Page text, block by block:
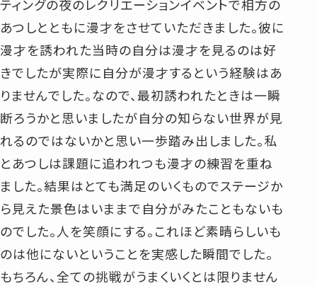
ティングの夜のレクリエーションイベントで相方の
あつしとともに漫才をさせていただきました。彼に
漫才を誘われた当時の自分は漫才を見るのは好
きでしたが実際に自分が漫才するという経験はあ
りませんでした。なので、最初誘われたときは一瞬
断ろうかと思いましたが自分の知らない世界が見
れるのではないかと思い一歩踏み出しました。私
とあつしは課題に追われつも漫才の練習を重ね
ました。結果はとても満足のいくものでステージか
ら見えた景色はいままで自分がみたこともないも
のでした。人を笑顔にする。これほど素晴らしいも
のは他にないということを実感した瞬間でした。
もちろん、全ての挑戦がうまくいくとは限りません